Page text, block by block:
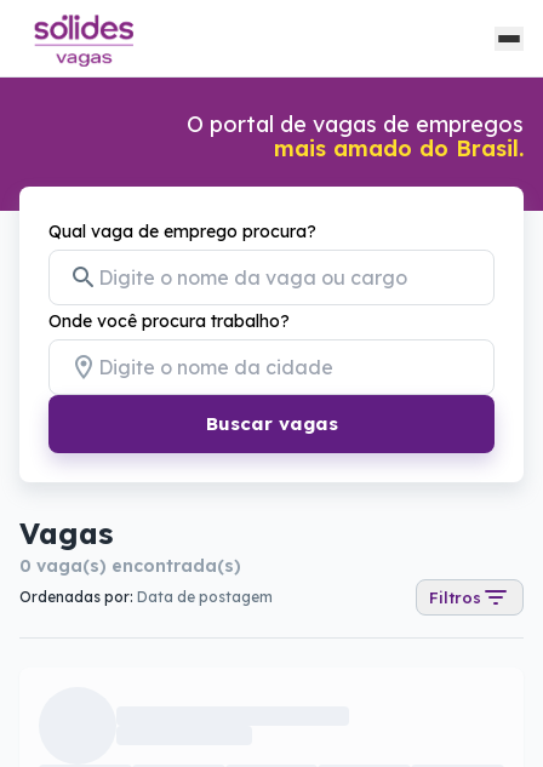
O portal de vagas de empregos
mais amado do Brasil.
Qual vaga de emprego procura?
Onde você procura trabalho?
Buscar vagas
Vagas
0 vaga(s) encontrada(s)
Ordenadas por: Data de postagem Filtros